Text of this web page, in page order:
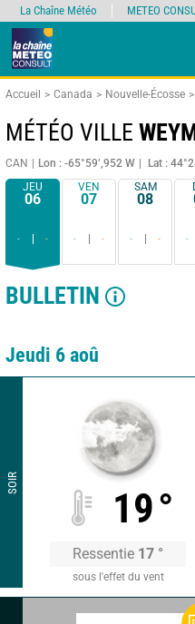
Accueil Canada Nouvelle-Écosse
MÉTÉO VILLE
CAN Lon : -65°59’,952 W Lat :
JEU
06
- -
VEN
07
- -
SAM
08
- - -
BULLETIN
Jeudi 6 aoû
SOIR
19°
Ressentie 17 °
sous l'effet du vent
La Chaîne Météo METEO